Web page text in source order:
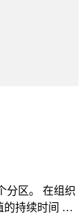
分区。 在组织
的持续时间 …